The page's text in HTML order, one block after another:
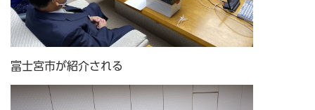
富士宮市が紹介される